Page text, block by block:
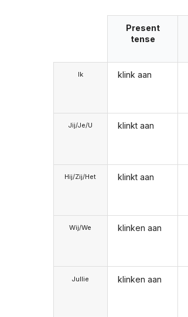
Ik
Jij/Je/U
Hij/Zij/Het
Wij/We
Jullie
Present
tense
klink aan
klinkt aan
klinkt aan
klinken aan
klinken aan